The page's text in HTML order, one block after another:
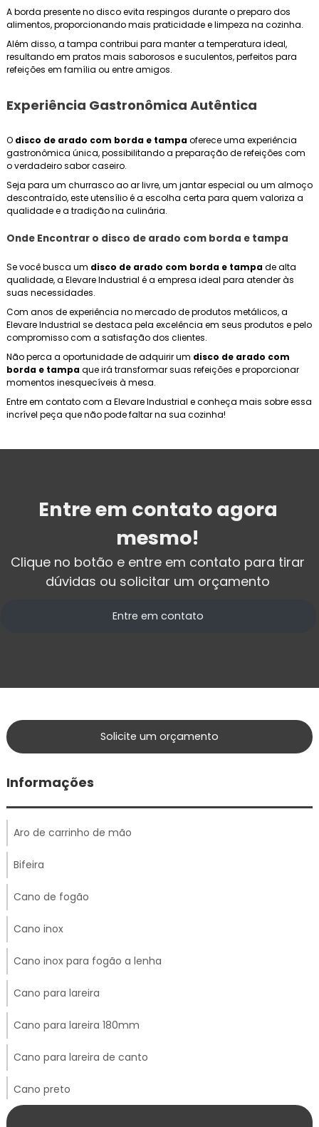
A borda presente no disco evita respingos durante o preparo dos
alimentos, proporcionando mais praticidade e limpeza na cozinha.
Além disso, a tampa contribui para manter a temperatura ideal,
resultando em pratos mais saborosos e suculentos, perfeitos para
refeições em família ou entre amigos.
Experiência Gastronômica Autêntica
O disco de arado com borda e tampaoferece uma experiência
gastronômica única, possibilitando a preparação de refeições com
o verdadeiro sabor caseiro.
Seja para um churrasco ao ar livre, um jantar especial ou um almoço
descontraído, este utensílio é a escolha certa para quem valoriza a
qualidade e a tradição na culinária.
Onde Encontrar o disco de arado com borda e tampa
Se você busca um disco de arado com borda e tampade alta
qualidade, a Elevare Industrial é a empresa ideal para atender às
suas necessidades.
Com anos de experiência no mercado de produtos metálicos, a
Elevare Industrial se destaca pela excelência em seus produtos e pelo
compromisso com a satisfação dos clientes.
Não perca a oportunidade de adquirir um disco de arado com
borda e tampaque irá transformar suas refeições e proporcionar
momentos inesquecíveis à mesa.
Entre em contato com a Elevare Industrial e conheça mais sobre essa
incrível peça que não pode faltar na sua cozinha!
Entre em contato agora
mesmo!
Clique no botão e entre em contato para tirar
dúvidas ou solicitar um orçamento
Entre em contato
Solicite um orçamento
Informações
Aro de carrinho de mão
Bifeira
Cano de fogão
Cano inox
Cano inox para fogão a lenha
Cano para lareira
Cano para lareira 180mm
Cano para lareira de canto
Cano preto